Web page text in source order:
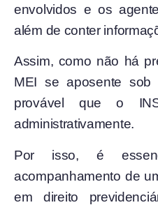
envolvidos e os
além de conter
Assim, como não há
MEI se aposente sob
provável que o
administrativamente.
Por isso, é
acompanhamento de
em direito